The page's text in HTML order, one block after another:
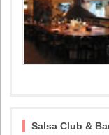
Salsa Club &